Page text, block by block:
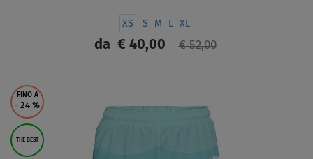
XS S M L XL
da€ 40,00 € 52,00
FINO A
- 24 %
THE BEST